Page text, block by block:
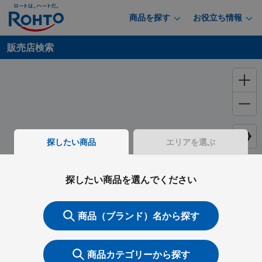
商品を探す お役立ち情報
販売店検索
探したい商品 エリアを選ぶ
探したい商品を選んでください
商品（ブランド）名から探す
商品カテゴリーから探す